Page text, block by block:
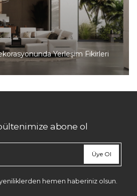
Yerleşim Fikirleri
abone ol
Üye Ol
hemen haberiniz olsun.